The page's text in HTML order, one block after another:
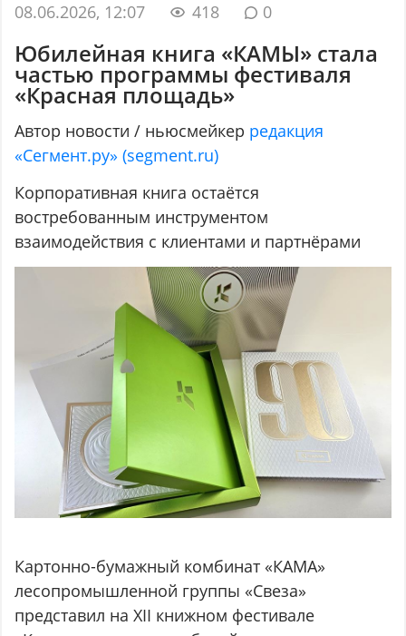
08.06.2026, 12:07 418 0
Юбилейная книга «КАМЫ» стала
частью программы фестиваля
«Красная площадь»
Автор новости / ньюсмейкер редакция
«Сегмент.ру» (segment.ru)
Корпоративная книга остаётся
востребованным инструментом
взаимодействия с клиентами и партнёрами
Картонно-бумажный комбинат «КАМА»
лесопромышленной группы «Свеза»
представил на XII книжном фестивале